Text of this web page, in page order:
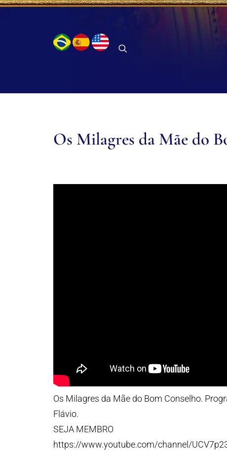
Os Milagres da Mãe do
Os Milagres da Mãe do Bom Conselho.
Flávio.
SEJA MEMBRO
https://www.youtube.com/channel/